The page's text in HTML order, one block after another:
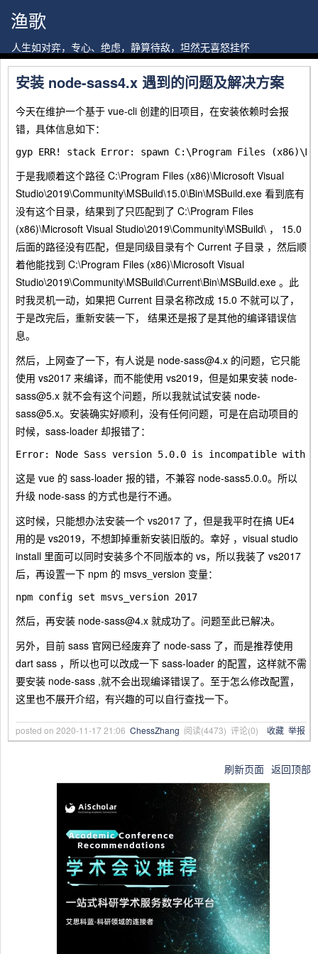
渔歌
人生如对弈，专心、绝虑，静算待敌，坦然无喜怒挂怀
安装 node-sass4.x 遇到的问题及解决方案
今天在维护一个基于 vue-cli 创建的旧项目，在安装依赖时会报
错，具体信息如下：
于是我顺着这个路径 C:\Program Files (x86)\Microsoft Visual
Studio\2019\Community\MSBuild\15.0\Bin\MSBuild.exe 看到底有
没有这个目录，结果到了只匹配到了 C:\Program Files
(x86)\Microsoft Visual Studio\2019\Community\MSBuild\ ， 15.0
后面的路径没有匹配，但是同级目录有个 Current 子目录 ，然后顺
着他能找到 C:\Program Files (x86)\Microsoft Visual
Studio\2019\Community\MSBuild\Current\Bin\MSBuild.exe 。此
时我灵机一动，如果把 Current 目录名称改成 15.0 不就可以了，
于是改完后，重新安装一下， 结果还是报了是其他的编译错误信
息。
然后，上网查了一下，有人说是 node-sass@4.x 的问题，它只能
使用 vs2017 来编译，而不能使用 vs2019，但是如果安装 node-
sass@5.x 就不会有这个问题，所以我就试试安装 node-
sass@5.x。安装确实好顺利，没有任何问题，可是在启动项目的
时候， sass-loader 却报错了：
这是 vue 的 sass-loader 报的错，不兼容 node-sass5.0.0。所以
升级 node-sass 的方式也是行不通。
这时候，只能想办法安装一个 vs2017 了，但是我平时在搞 UE4
用的是 vs2019，不想卸掉重新安装旧版的。幸好 ，visual studio
install 里面可以同时安装多个不同版本的 vs，所以我装了 vs2017
后，再设置一下 npm 的 msvs_version 变量：
然后，再安装 node-sass@4.x 就成功了。问题至此已解决。
另外，目前 sass 官网已经废弃了 node-sass 了，而是推荐使用
dart sass ，所以也可以改成一下 sass-loader 的配置，这样就不需
要安装 node-sass ,就不会出现编译错误了。至于怎么修改配置，
这里也不展开介绍，有兴趣的可以自行查找一下。
posted on 2020-11-17 21:06 ChessZhang 阅读(4473) 评论(0) 收藏 举报
刷新页面 返回顶部